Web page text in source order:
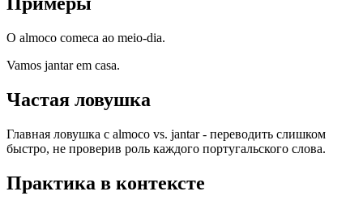
O almoco comeca ao meio-dia.
Vamos jantar em casa.
Частая ловушка
Главная ловушка с almoco vs. jantar - переводить слишком
быстро, не проверив роль каждого португальского слова.
Практика в контексте